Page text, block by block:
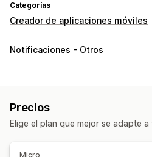
Categorías
Creador de aplicaciones móviles
Personalización
Múltiples monedas
Vista previa en tiempo real
Notificaciones automáticas
Notificaciones - Otros
Precios
Elige el plan que mejor se adapte
Micro